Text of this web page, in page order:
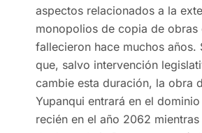
aspectos relacionados a la
monopolios de copia de obras
fallecieron hace muchos años.
que, salvo intervención
cambie esta duración, la obra
Yupanqui entrará en el
recién en el año 2062